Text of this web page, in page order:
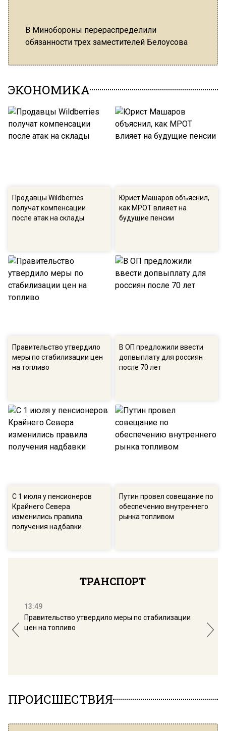
В Минобороны перераспределили
обязанности трех заместителей Белоусова
ЭКОНОМИКА
Продавцы Wildberries
получат компенсации
после атак на склады
Юрист Машаров объяснил,
как МРОТ влияет на
будущие пенсии
Правительство утвердило
меры по стабилизации цен
на топливо
В ОП предложили ввести
допвыплату для россиян
после 70 лет
С 1 июля у пенсионеров
Крайнего Севера
изменились правила
получения надбавки
Путин провел совещание по
обеспечению внутреннего
рынка топливом
ТРАНСПОРТ
13:49
Правительство утвердило меры по стабилизации
цен на топливо
ПРОИСШЕСТВИЯ